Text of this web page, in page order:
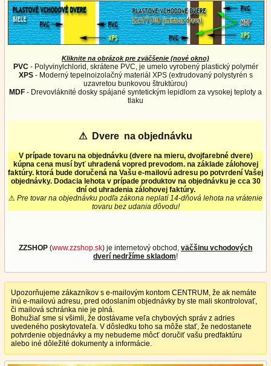
Upozorňujeme zákazníkov s e-mailovým kontom CENTRUM, že ak nemáte
inú e-mailovú adresu, pred odoslaním objednávky by ste mali skontrolovať,
či mailová schránka nie je plná.
Bohužiaľ sme si všimli, že dostávame veľa chybových správ z adries
uvedeného poskytovateľa. V dôsledku toho sa môže stať, že nedostanete
potvrdenie objednávky a my nebudeme môcť doručiť vašu predfaktúru
alebo iné dôležité dokumenty a informácie.
Kliknite na obrázok pre zväčšenie (nové okno)
PVC- Polyvinylchlorid, skrátene PVC, je umelo vyrobený plastický polymér
XPS- Moderný tepelnoizolačný materiál XPS (extrudovaný polystyrén s
uzavretou bunkovou štruktúrou)
MDF - Drevovláknité dosky spájané syntetickým lepidlom za vysokej teploty a
tlaku
⚠ Dvere na objednávku
V prípade tovaru na objednávku (dvere na mieru, dvojfarebné dvere)
kúpna cena musí byť uhradená vopred prevodom. na základe zálohovej
faktúry. ktorá bude doručená na Vašu e-mailovú adresu po potvrdení Vašej
objednávky. Dodacia lehota v prípade produktov na objednávku je cca 30
dní od uhradenia zálohovej faktúry.
⚠ Pre tovar na objednávku podľa zákona neplatí 14-dňová lehota na vrátenie
tovaru bez udania dôvodu!
ZZSHOP (www.zzshop.sk) je internetový obchod, väčšinu vchodových
dverí nedržíme skladom!